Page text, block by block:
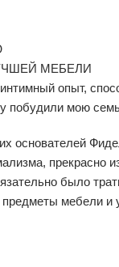
МЕБЕЛИ
опыт,
побудили мою
основателей
прекрасно
было
мебели и